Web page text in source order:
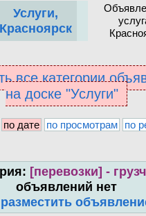
Услуги,
Красноярск
все категории
на доске "Услуги"
по дате по просмотрам
по
[перевозки] -
объявлений нет
разместить